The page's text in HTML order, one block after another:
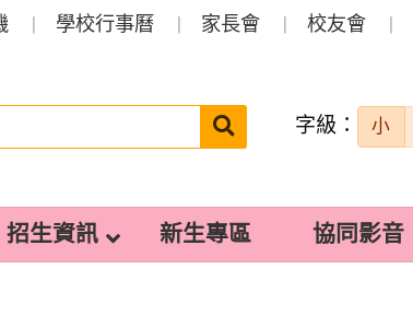
學校行事曆 家長會 校友會
搜
送出 字級： 小
招生資訊 新生專區 協同影音